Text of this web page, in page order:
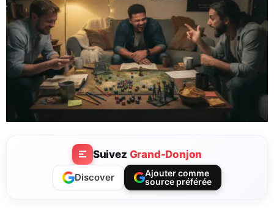
Suivez Grand-Donjon
Discover
Ajouter comme
source préférée